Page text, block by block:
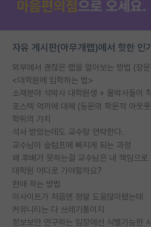
자유 게시판(아무개랩)에서 핫한 인
외부에서 괜찮은 랩을 알아보는 방법 (장
<대학원에 입학하는 법>
소재분야 석박사 대학원생 + 물박사들이
학위의 가치
석사 받았는데도 교수랑 연락한다.
교수님이 슬럼프에 빠지게 되는 과정
대학원 어디로 가야할까요?
편애 하는 방법
이사이트가 처음엔 정말 도움많이됐는데
커뮤니티는 다 쓰레기통이지